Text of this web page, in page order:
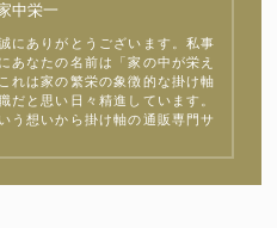
中栄一
にありがとうございます。私事
あなたの名前は「家の中が栄え
れは家の繁栄の象徴的な掛け軸
だと思い日々精進しています。
う想いから掛け軸の通販専門サ